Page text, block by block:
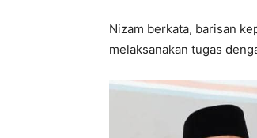
Nizam berkata, barisan
melaksanakan tugas